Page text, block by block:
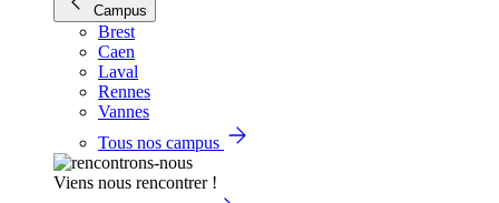
Campus
Brest
Caen
Laval
Rennes
Vannes
Tous nos campus
Viens nous rencontrer !